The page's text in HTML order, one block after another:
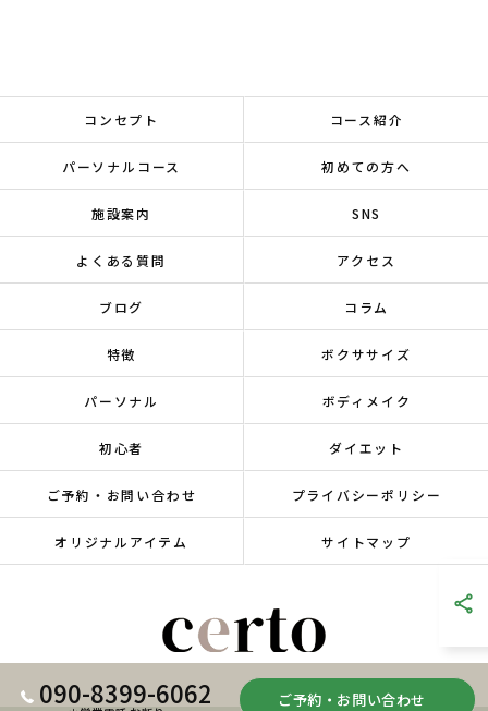
090-8399-6062 ご予約・お問い合わせ
コンセプト コース紹介
パーソナルコース 初めての方へ
施設案内 SNS
よくある質問 アクセス
ブログ コラム
特徴 ボクササイズ
パーソナル ボディメイク
初心者 ダイエット
ご予約・お問い合わせ プライバシーポリシー
オリジナルアイテム サイトマップ